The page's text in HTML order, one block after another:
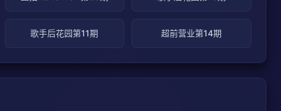
歌手后花园第11期 超前营业第14期